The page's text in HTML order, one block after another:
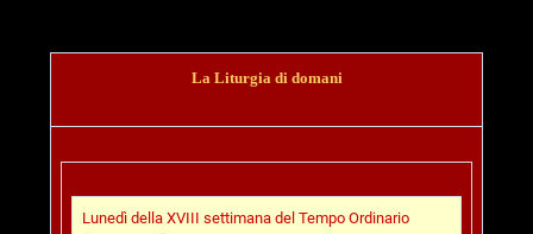
La Liturgia di domani
Lunedì della XVIII settimana del Tempo Ordinario